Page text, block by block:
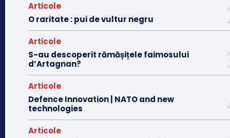
Articole
O raritate : pui de vultur negru
Articole
S-au descoperit rămășițele faimosului
d’Artagnan?
Articole
Defence Innovation | NATO and new
technologies
Articole